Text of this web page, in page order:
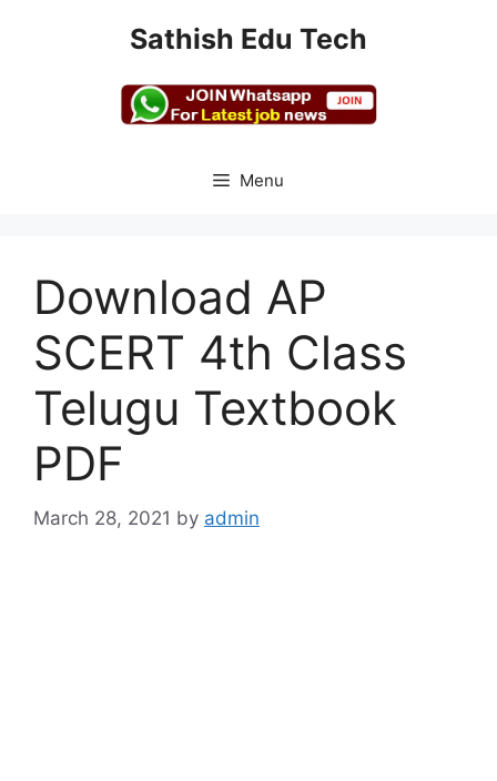
Sathish Edu Tech
Menu
Download AP
SCERT 4th Class
Telugu Textbook
PDF
March 28, 2021 by admin